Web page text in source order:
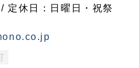
定休日：日曜日・祝祭